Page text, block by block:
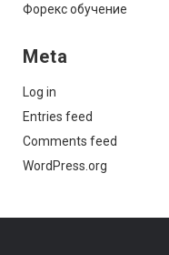
Форекс обучение
Meta
Log in
Entries feed
Comments feed
WordPress.org